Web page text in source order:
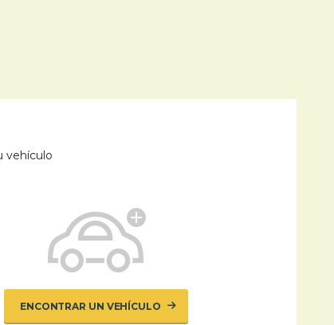
vehículo
ENCONTRAR UN VEHÍCULO